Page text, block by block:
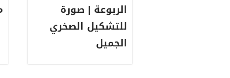
الربوعة | صورة
للتشكيل الصخري
الجميل